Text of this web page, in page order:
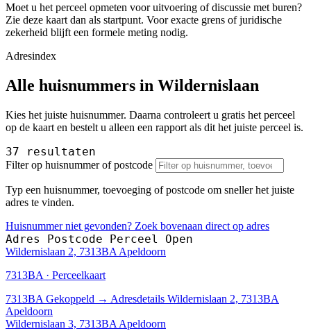
Moet u het perceel opmeten voor uitvoering of discussie met buren?
Zie deze kaart dan als startpunt. Voor exacte grens of juridische
zekerheid blijft een formele meting nodig.
Adresindex
Alle huisnummers in Wildernislaan
Kies het juiste huisnummer. Daarna controleert u gratis het perceel
op de kaart en bestelt u alleen een rapport als dit het juiste perceel is.
37 resultaten
Filter op huisnummer of postcode
Typ een huisnummer, toevoeging of postcode om sneller het juiste
adres te vinden.
Huisnummer niet gevonden? Zoek bovenaan direct op adres
Adres Postcode Perceel Open
Wildernislaan 2, 7313BA Apeldoorn
7313BA · Perceelkaart
7313BA Gekoppeld → Adresdetails Wildernislaan 2, 7313BA
Apeldoorn
Wildernislaan 3, 7313BA Apeldoorn